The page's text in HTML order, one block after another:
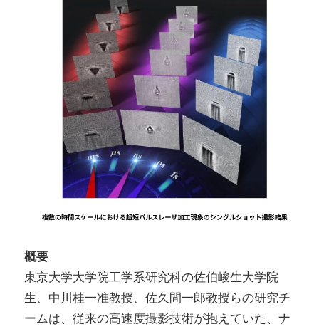
概要
東京大学大学院工学系研究科の佐伯峻生大学院
生、中川桂一准教授、佐久間一郎教授らの研究チ
ームは、従来の高速度撮影技術が抱えていた、ナ